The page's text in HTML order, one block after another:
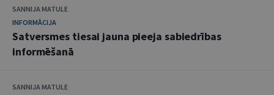
SANNIJA MATULE
INFORMĀCIJA
Satversmes tiesai jauna pieeja sabiedrības
informēšanā
SANNIJA MATULE